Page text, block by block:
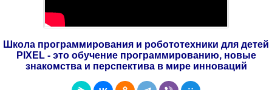
Школа программирования и робототехники для детей
PIXEL - это обучение программированию, новые
знакомства и перспектива в мире инноваций